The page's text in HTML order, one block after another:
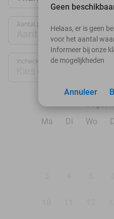
Aantal personen:
Aantal personen
Inchecken
Ma
Di Wo
Geen
Helaas, er is geen
voor het aantal
Informeer bij onze
de mogelijkheden
Annuleer